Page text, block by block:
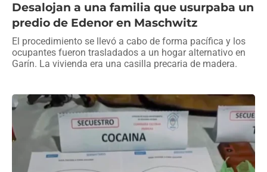
Desalojan a una familia que usurpaba un
predio de Edenor en Maschwitz
El procedimiento se llevó a cabo de forma pacífica y los
ocupantes fueron trasladados a un hogar alternativo en
Garín. La vivienda era una casilla precaria de madera.